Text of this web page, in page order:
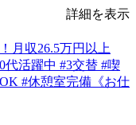
詳細を表示